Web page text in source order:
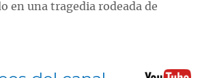
en una tragedia rodeada de